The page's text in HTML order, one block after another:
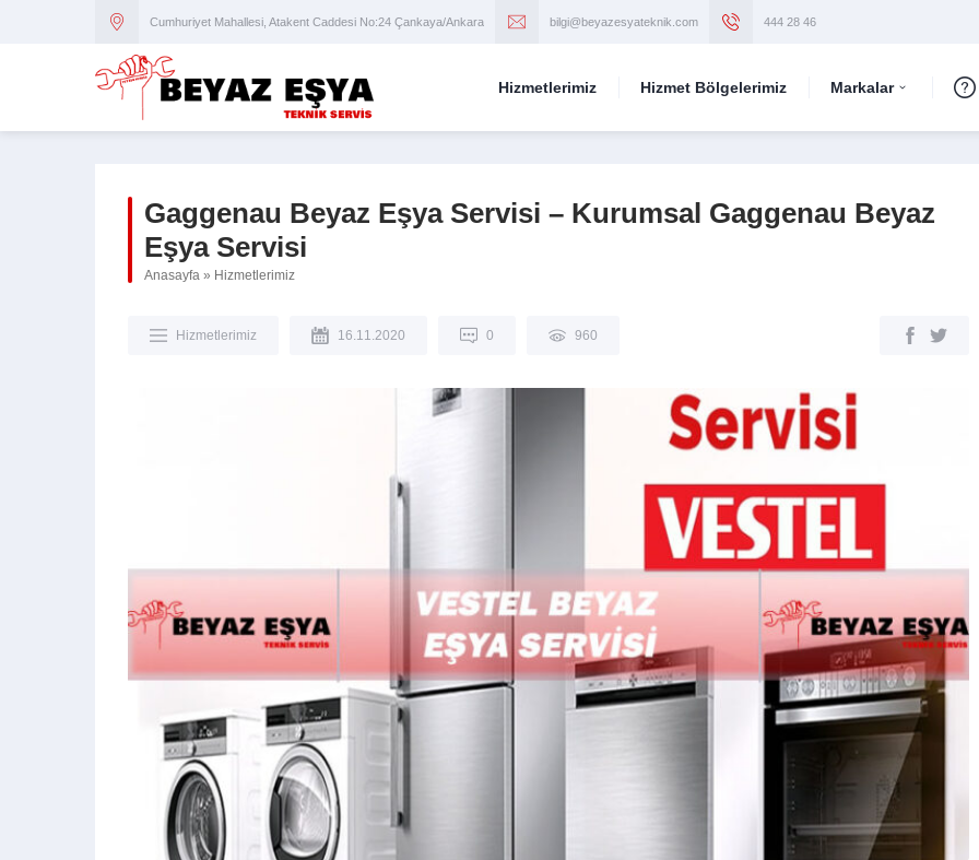
Cumhuriyet Mahallesi, Atakent Caddesi No:24 Çankaya/Ankara bilgi@beyazesyateknik.com 444 28 46
Hizmetlerimiz Hizmet Bölgelerimiz Markalar
Gaggenau Beyaz Eşya Servisi – Kurumsal Gaggenau Beyaz
Eşya Servisi
Anasayfa » Hizmetlerimiz
Hizmetlerimiz 16.11.2020 0 960
BUZDOLABI TAMIR SERVISI –